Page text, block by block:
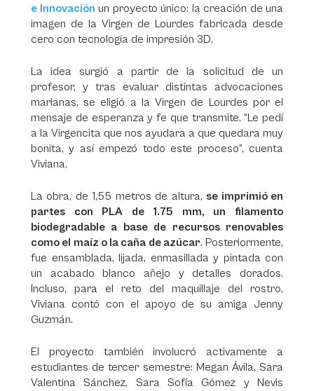
e Innovación un proyecto único: la creación de una
imagen de la Virgen de Lourdes fabricada desde
cero con tecnología de impresión 3D.
La idea surgió a partir de la solicitud de un
profesor, y tras evaluar distintas advocaciones
marianas, se eligió a la Virgen de Lourdes por el
mensaje de esperanza y fe que transmite. “Le pedí
a la Virgencita que nos ayudara a que quedara muy
bonita, y así empezó todo este proceso”, cuenta
Viviana.
La obra, de 1,55 metros de altura, se imprimió en
partes con PLA de 1.75 mm, un filamento
biodegradable a base de recursos renovables
como el maíz o la caña de azúcar. Posteriormente,
fue ensamblada, lijada, enmasillada y pintada con
un acabado blanco añejo y detalles dorados.
Incluso, para el reto del maquillaje del rostro,
Viviana contó con el apoyo de su amiga Jenny
Guzmán.
El proyecto también involucró activamente a
estudiantes de tercer semestre: Megan Ávila, Sara
Valentina Sánchez, Sara Sofía Gómez y Nevis